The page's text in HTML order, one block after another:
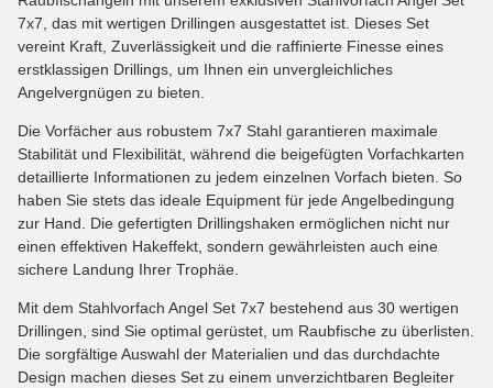
7x7, das mit wertigen Drillingen ausgestattet ist. Dieses Set
vereint Kraft, Zuverlässigkeit und die raffinierte Finesse eines
erstklassigen Drillings, um Ihnen ein unvergleichliches
Angelvergnügen zu bieten.
Die Vorfächer aus robustem 7x7 Stahl garantieren maximale
Stabilität und Flexibilität, während die beigefügten Vorfachkarten
detaillierte Informationen zu jedem einzelnen Vorfach bieten. So
haben Sie stets das ideale Equipment für jede Angelbedingung
zur Hand. Die gefertigten Drillingshaken ermöglichen nicht nur
einen effektiven Hakeffekt, sondern gewährleisten auch eine
sichere Landung Ihrer Trophäe.
Mit dem Stahlvorfach Angel Set 7x7 bestehend aus 30 wertigen
Drillingen, sind Sie optimal gerüstet, um Raubfische zu überlisten.
Die sorgfältige Auswahl der Materialien und das durchdachte
Design machen dieses Set zu einem unverzichtbaren Begleiter